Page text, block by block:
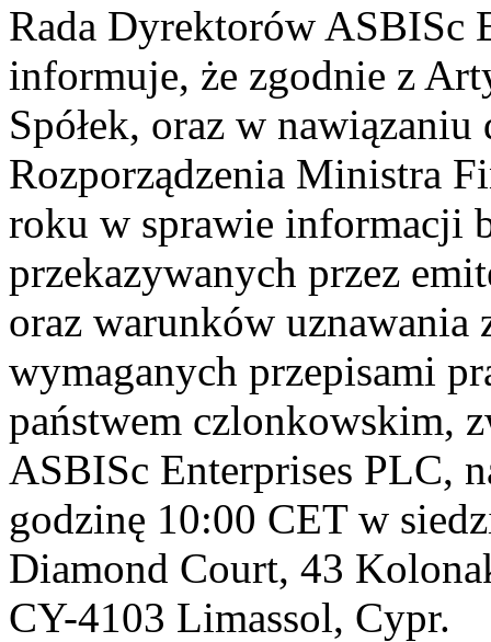
Rada Dyrektorów ASBISc
informuje, że zgodnie z
Spółek, oraz w
Rozporządzenia Ministra
roku w sprawie informacji
przekazywanych przez
oraz warunków
wymaganych przepisami
państwem czlonkowskim,
ASBISc Enterprises PLC,
godzinę 10:00 CET w
Diamond Court, 43
CY-4103 Limassol, Cypr.